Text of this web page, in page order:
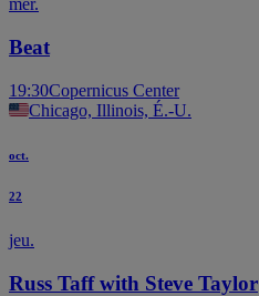
mer.
Beat
19:30Copernicus Center
Chicago, Illinois, É.-U.
oct.
22
jeu.
Russ Taff with Steve Taylor